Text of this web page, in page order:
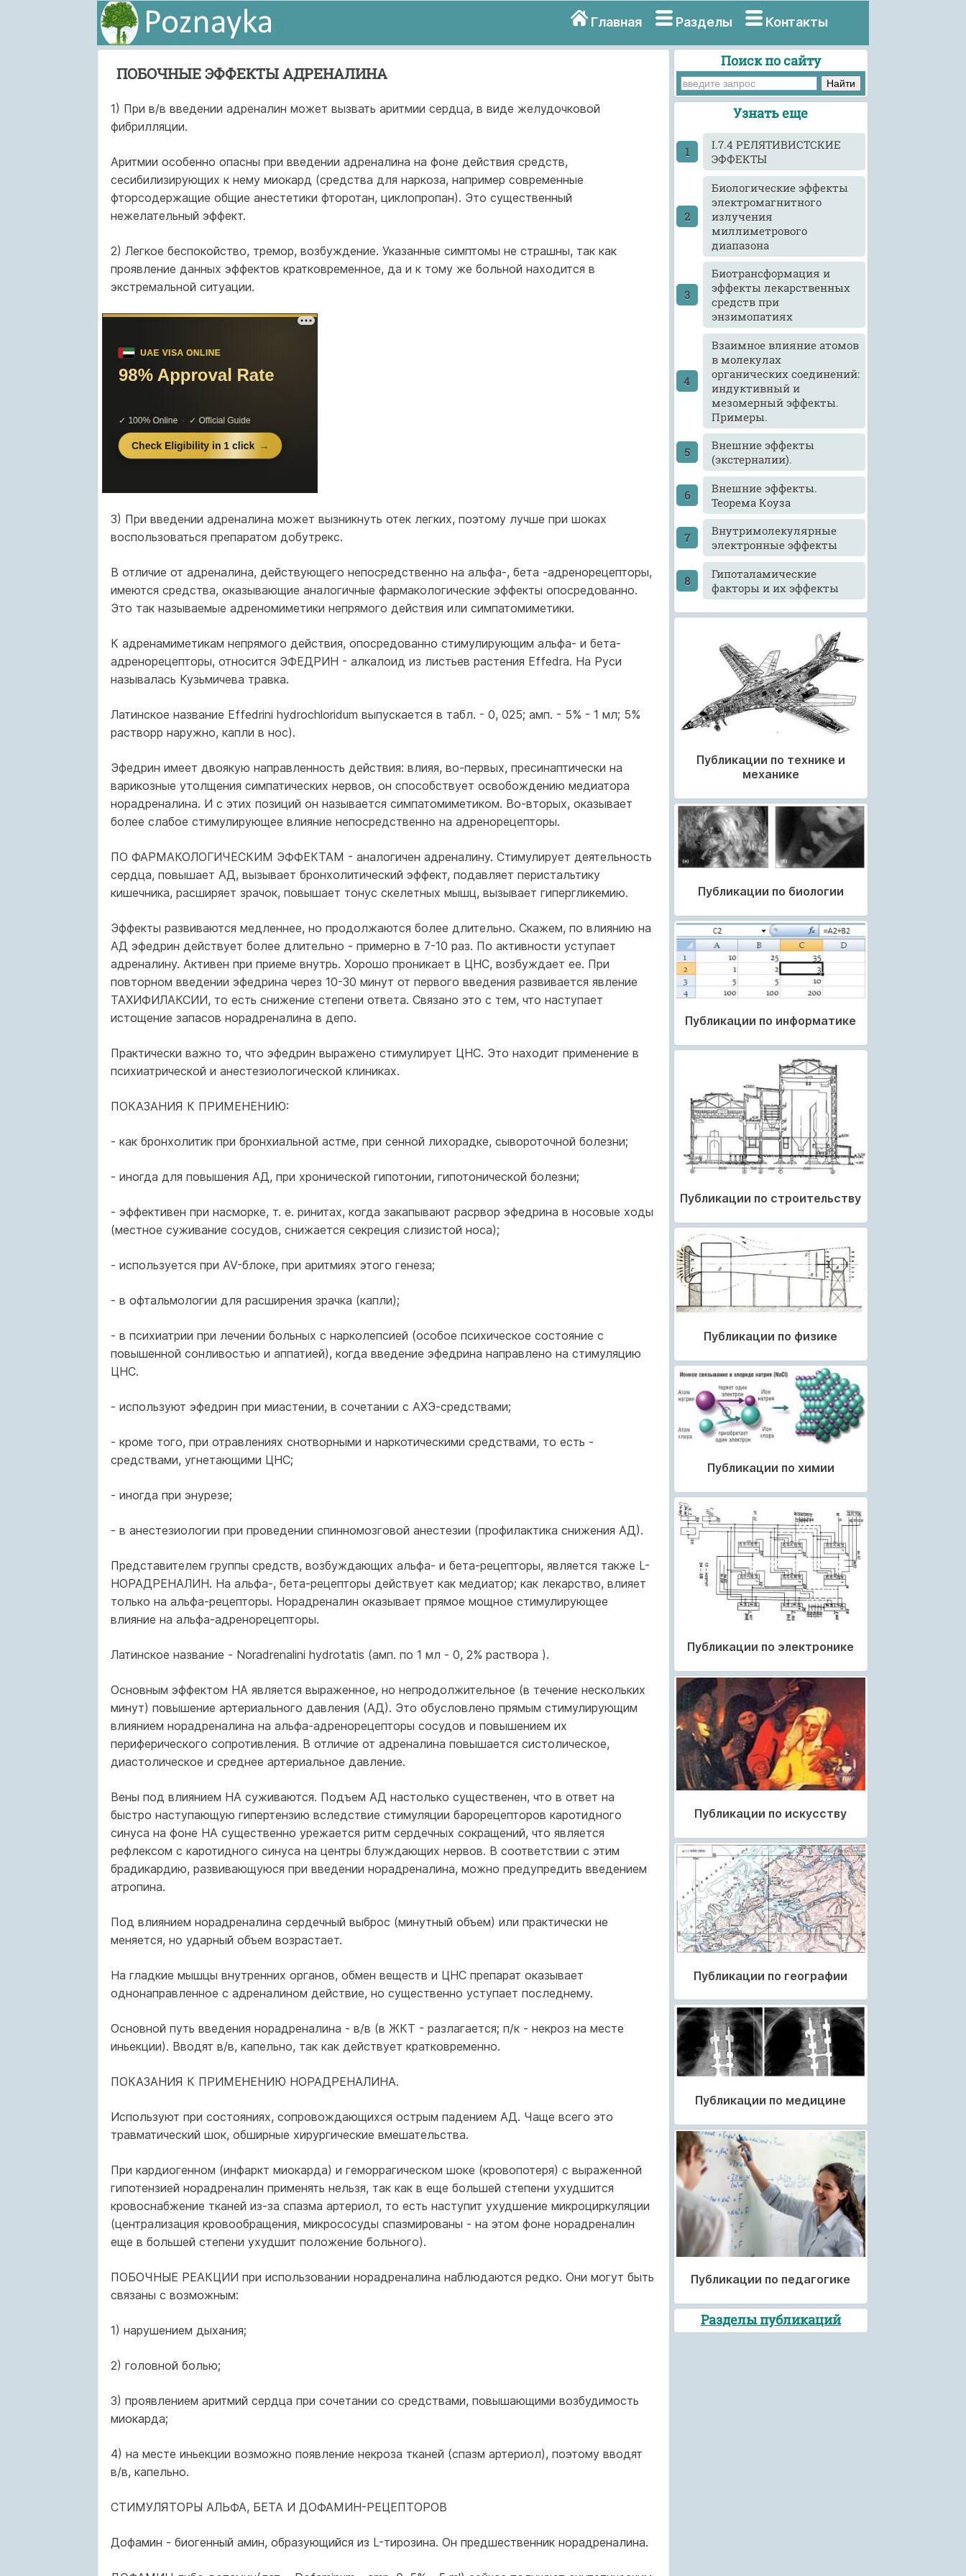
Главная Разделы Контакты
ПОБОЧНЫЕ ЭФФЕКТЫ АДРЕНАЛИНА
1) При в/в введении адреналин может вызвать аритмии сердца, в виде желудочковой
фибрилляции.
Аритмии особенно опасны при введении адреналина на фоне действия средств,
сесибилизирующих к нему миокард (средства для наркоза, например современные
фторсодержащие общие анестетики фторотан, циклопропан). Это существенный
нежелательный эффект.
2) Легкое беспокойство, тремор, возбуждение. Указанные симптомы не страшны, так как
проявление данных эффектов кратковременное, да и к тому же больной находится в
экстремальной ситуации.
3) При введении адреналина может вызникнуть отек легких, поэтому лучше при шоках
воспользоваться препаратом добутрекс.
В отличие от адреналина, действующего непосредственно на альфа-, бета -адренорецепторы,
имеются средства, оказывающие аналогичные фармакологические эффекты опосредованно.
Это так называемые адреномиметики непрямого действия или симпатомиметики.
К адренамиметикам непрямого действия, опосредованно стимулирующим альфа- и бета-
адренорецепторы, относится ЭФЕДРИН - алкалоид из листьев растения Effedra. На Руси
называлась Кузьмичева травка.
Латинское название Effedrini hydrochloridum выпускается в табл. - 0, 025; амп. - 5% - 1 мл; 5%
растворр наружно, капли в нос).
Эфедрин имеет двоякую направленность действия: влияя, во-первых, пресинаптически на
варикозные утолщения симпатических нервов, он способствует освобождению медиатора
норадреналина. И с этих позиций он называется симпатомиметиком. Во-вторых, оказывает
более слабое стимулирующее влияние непосредственно на адренорецепторы.
ПО ФАРМАКОЛОГИЧЕСКИМ ЭФФЕКТАМ - аналогичен адреналину. Стимулирует деятельность
сердца, повышает АД, вызывает бронхолитический эффект, подавляет перистальтику
кишечника, расширяет зрачок, повышает тонус скелетных мышц, вызывает гипергликемию.
Эффекты развиваются медленнее, но продолжаются более длительно. Скажем, по влиянию на
АД эфедрин действует более длительно - примерно в 7-10 раз. По активности уступает
адреналину. Активен при приеме внутрь. Хорошо проникает в ЦНС, возбуждает ее. При
повторном введении эфедрина через 10-30 минут от первого введения развивается явление
ТАХИФИЛАКСИИ, то есть снижение степени ответа. Связано это с тем, что наступает
истощение запасов норадреналина в депо.
Практически важно то, что эфедрин выражено стимулирует ЦНС. Это находит применение в
психиатрической и анестезиологической клиниках.
ПОКАЗАНИЯ К ПРИМЕНЕНИЮ:
- как бронхолитик при бронхиальной астме, при сенной лихорадке, сывороточной болезни;
- иногда для повышения АД, при хронической гипотонии, гипотонической болезни;
- эффективен при насморке, т. е. ринитах, когда закапывают расрвор эфедрина в носовые ходы
(местное суживание сосудов, снижается секреция слизистой носа);
- используется при AV-блоке, при аритмиях этого генеза;
- в офтальмологии для расширения зрачка (капли);
- в психиатрии при лечении больных с нарколепсией (особое психическое состояние с
повышенной сонливостью и аппатией), когда введение эфедрина направлено на стимуляцию
ЦНС.
- используют эфедрин при миастении, в сочетании с АХЭ-средствами;
- кроме того, при отравлениях снотворными и наркотическими средствами, то есть -
средствами, угнетающими ЦНС;
- иногда при энурезе;
- в анестезиологии при проведении спинномозговой анестезии (профилактика снижения АД).
Представителем группы средств, возбуждающих альфа- и бета-рецепторы, является также L-
НОРАДРЕНАЛИН. На альфа-, бета-рецепторы действует как медиатор; как лекарство, влияет
только на альфа-рецепторы. Норадреналин оказывает прямое мощное стимулирующее
влияние на альфа-адренорецепторы.
Латинское название - Noradrenalini hydrоtatis (aмп. по 1 мл - 0, 2% раствора ).
Основным эффектом НА является выраженное, но непродолжительное (в течение нескольких
минут) повышение артериального давления (АД). Это обусловлено прямым стимулирующим
влиянием норадреналина на альфа-адренорецепторы сосудов и повышением их
периферического сопротивления. В отличие от адреналина повышается систолическое,
диастолическое и среднее артериальное давление.
Вены под влиянием НА суживаются. Подъем АД настолько существенен, что в ответ на
быстро наступающую гипертензию вследствие стимуляции барорецепторов каротидного
синуса на фоне НА существенно урежается ритм сердечных сокращений, что является
рефлексом с каротидного синуса на центры блуждающих нервов. В соответствии с этим
брадикардию, развивающуюся при введении норадреналина, можно предупредить введением
атропина.
Под влиянием норадреналина сердечный выброс (минутный объем) или практически не
меняется, но ударный объем возрастает.
На гладкие мышцы внутренних органов, обмен веществ и ЦНС препарат оказывает
однонаправленное с адреналином действие, но существенно уступает последнему.
Основной путь введения норадреналина - в/в (в ЖКТ - разлагается; п/к - некроз на месте
иньекции). Вводят в/в, капельно, так как действует кратковременно.
ПОКАЗАНИЯ К ПРИМЕНЕНИЮ НОРАДРЕНАЛИНА.
Используют при состояниях, сопровождающихся острым падением АД. Чаще всего это
травматический шок, обширные хирургические вмешательства.
При кардиогенном (инфаркт миокарда) и геморрагическом шоке (кровопотеря) с выраженной
гипотензией норадреналин применять нельзя, так как в еще большей степени ухудшится
кровоснабжение тканей из-за спазма артериол, то есть наступит ухудшение микроциркуляции
(централизация кровообращения, микрососуды спазмированы - на этом фоне норадреналин
еще в большей степени ухудшит положение больного).
ПОБОЧНЫЕ РЕАКЦИИ при использовании норадреналина наблюдаются редко. Они могут быть
связаны с возможным:
1) нарушением дыхания;
2) головной болью;
3) проявлением аритмий сердца при сочетании со средствами, повышающими возбудимость
миокарда;
4) на месте иньекции возможно появление некроза тканей (спазм артериол), поэтому вводят
в/в, капельно.
СТИМУЛЯТОРЫ АЛЬФА, БЕТА И ДОФАМИН-РЕЦЕПТОРОВ
Дофамин - биогенный амин, образующийся из L-тирозина. Он предшественник норадреналина.
Поиск по сайту
Узнать еще
I.7.4 РЕЛЯТИВИСТСКИЕ
ЭФФЕКТЫ
Биологические эффекты
электромагнитного
излучения
миллиметрового
диапазона
Биотрансформация и
эффекты лекарственных
средств при
энзимопатиях
Взаимное влияние атомов
в молекулах
органических соединений:
индуктивный и
мезомерный эффекты.
Примеры.
Внешние эффекты
(экстерналии).
Внешние эффекты.
Теорема Коуза
Внутримолекулярные
электронные эффекты
Гипоталамические
факторы и их эффекты
Публикации по технике и
механике
Публикации по биологии
Публикации по информатике
Публикации по строительству
Публикации по физике
Публикации по химии
Публикации по электронике
Публикации по искусству
Публикации по географии
Публикации по медицине
Публикации по педагогике
Разделы публикаций